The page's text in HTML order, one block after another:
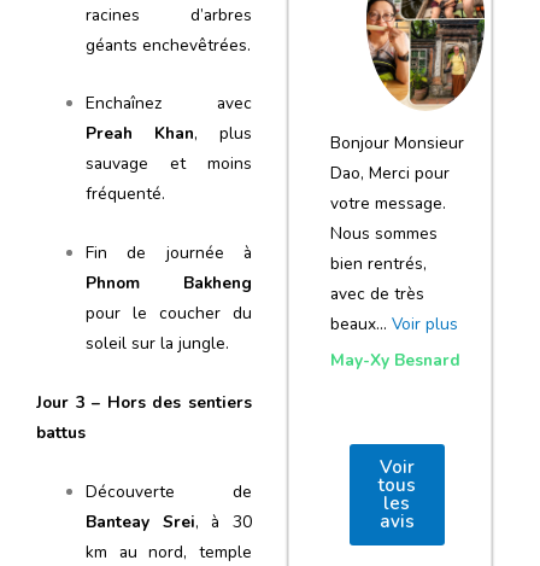
racines d’arbres
géants enchevêtrées.
Enchaînez avec
Preah Khan, plus
sauvage et moins
fréquenté.
Fin de journée à
Phnom Bakheng
pour le coucher du
soleil sur la jungle.
Jour 3 – Hors des sentiers
battus
Découverte de
Banteay Srei, à 30
km au nord, temple
notre voyage
et de votre
agence
Bonjour Monsieur
Dao, Merci pour
votre message.
Nous sommes
bien rentrés,
avec de très
beaux… Voir plus
May-Xy Besnard
Voir
tous
les
avis